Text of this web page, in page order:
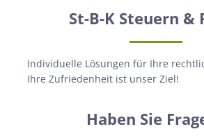
St-B-K Steuern &
Individuelle Lösungen für Ihre
Ihre Zufriedenheit ist unser Ziel!
Haben Sie